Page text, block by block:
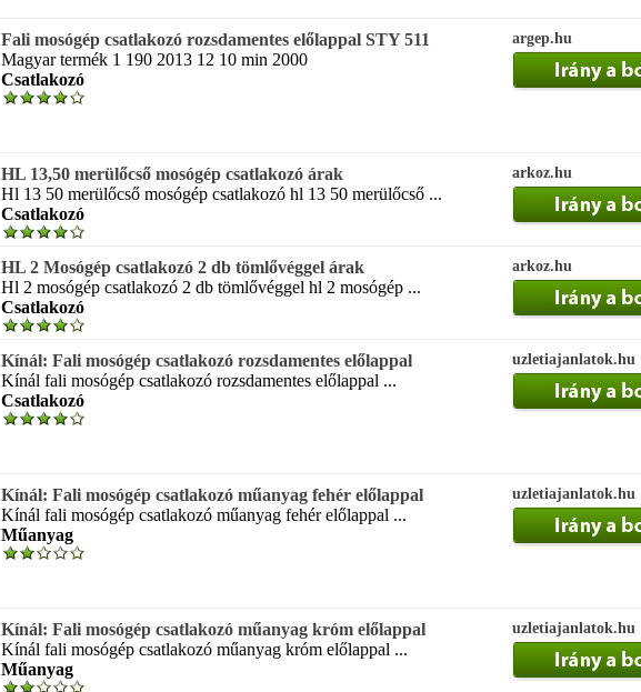
Fali mosógép csatlakozó rozsdamentes előlappal STY 511
Magyar termék 1 190 2013 12 10 min 2000
Csatlakozó
argep.hu
HL 13,50 merülőcső mosógép csatlakozó árak
Hl 13 50 merülőcső mosógép csatlakozó hl 13 50 merülőcső ...
Csatlakozó
arkoz.hu
HL 2 Mosógép csatlakozó 2 db tömlővéggel árak
Hl 2 mosógép csatlakozó 2 db tömlővéggel hl 2 mosógép ...
Csatlakozó
arkoz.hu
Kínál: Fali mosógép csatlakozó rozsdamentes előlappal
Kínál fali mosógép csatlakozó rozsdamentes előlappal ...
Csatlakozó
uzletiajanlatok.hu
Kínál: Fali mosógép csatlakozó műanyag fehér előlappal
Kínál fali mosógép csatlakozó műanyag fehér előlappal ...
Műanyag
uzletiajanlatok.hu
Kínál: Fali mosógép csatlakozó műanyag króm előlappal
Kínál fali mosógép csatlakozó műanyag króm előlappal ...
Műanyag
uzletiajanlatok.hu